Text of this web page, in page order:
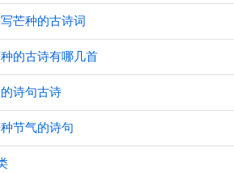
芒种的古诗词
的古诗有哪几首
诗句古诗
节气的诗句